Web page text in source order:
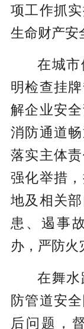
项工作抓
生命财产安
在城
明检查挂
解企业安
消防通道
落实主体
强化举措
地及相关
患、遏事
办，严防火
在舞
防管道安
后问题，